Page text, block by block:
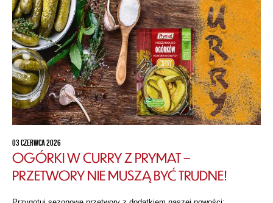
03 CZERWCA 2026
OGÓRKI W CURRY Z PRYMAT –
PRZETWORY NIE MUSZĄ BYĆ TRUDNE!